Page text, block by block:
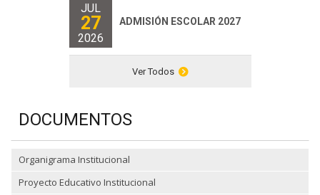
JUL
27
2026
ADMISIÓN ESCOLAR 2027
Ver Todos
DOCUMENTOS
Organigrama Institucional
Proyecto Educativo Institucional